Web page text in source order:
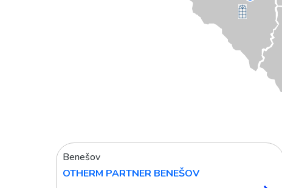
Benešov
OTHERM PARTNER BENEŠOV